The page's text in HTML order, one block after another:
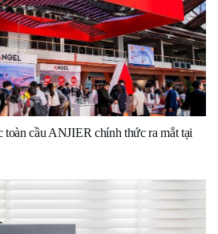
cầu ANJIER chính thức ra mắt tại